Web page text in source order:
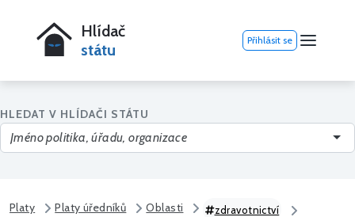
Hlídač
státu
Přihlásit se
HLEDAT V HLÍDAČI STÁTU
Platy Platy úředníků Oblasti zdravotnictví